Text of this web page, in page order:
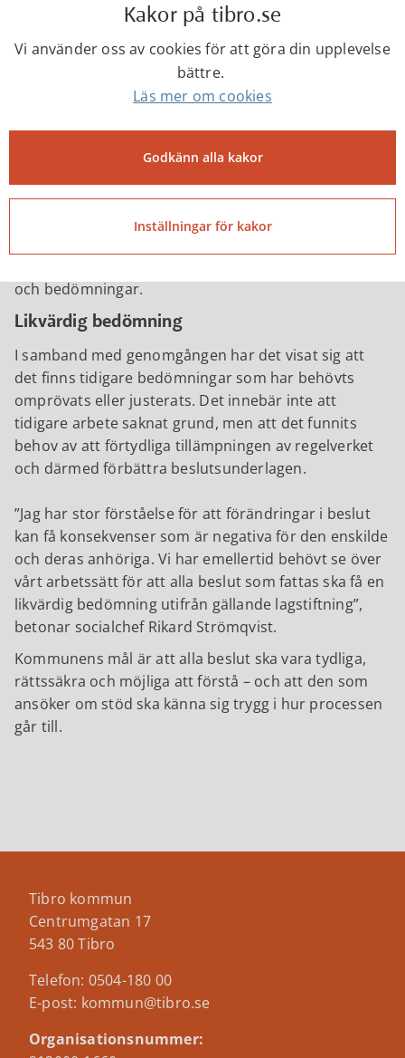
Översyn av tidigare arbete
Det har funnits anledning att utveckla och förtydliga
arbetssättet med beslut om personlig assistans, då
praxis inte alltid följts. Sedan cirka två år tillbaka tar
kommunen hjälp av juridisk expertis för att gå
igenom samtliga beslut om personlig assistans. Det
säkerställa att bedömningar är rättssäkra och vilar på
en så tydlig grund som möjligt. Denna satsning har
och bedömningar.
Likvärdig bedömning
I samband med genomgången har det visat sig att
det finns tidigare bedömningar som har behövts
omprövats eller justerats. Det innebär inte att
tidigare arbete saknat grund, men att det funnits
behov av att förtydliga tillämpningen av regelverket
och därmed förbättra beslutsunderlagen.
Jag har stor förståelse för att förändringar i beslut
kan få konsekvenser som är negativa för den enskilde
och deras anhöriga. Vi har emellertid behövt se över
vårt arbetssätt för att alla beslut som fattas ska få en
likvärdig bedömning utifrån gällande lagstiftning ,
betonar socialchef Rikard Strömqvist.
Kommunens mål är att alla beslut ska vara tydliga,
rättssäkra och möjliga att förstå – och att den som
ansöker om stöd ska känna sig trygg i hur processen
går till.
Tibro kommun
Centrumgatan 17
543 80 Tibro
Telefon: 0504-180 00
E-post: kommun@tibro.se
Organisationsnummer:
Kakor på tibro.se
Vi använder oss av cookies för att göra din upplevelse
bättre.
Läs mer om cookies
Godkänn alla kakor
Inställningar för kakor